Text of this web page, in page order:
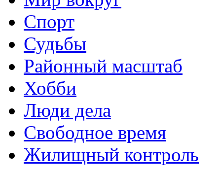
Спорт
Судьбы
Районный масштаб
Хобби
Люди дела
Свободное время
Жилищный контроль